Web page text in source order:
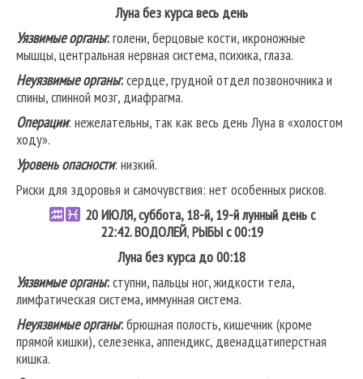
Луна без курса весь день
Уязвимые органы:голени, берцовые кости, икроножные
мышцы, центральная нервная система, психика, глаза.
Неуязвимые органы:сердце, грудной отдел позвоночника и
спины, спинной мозг, диафрагма.
Операции: нежелательны, так как весь день Луна в «холостом
ходу».
Уровень опасности: низкий.
Риски для здоровья и самочувствия: нет особенных рисков.
20ИЮЛЯ, суббота, 18-й, 19-й лунный день с
22:42.ВОДОЛЕЙ,РЫБЫс 00:19
Луна без курса до 00:18
Уязвимые органы:ступни, пальцы ног, жидкости тела,
лимфатическая система, иммунная система.
Неуязвимые органы:брюшная полость, кишечник (кроме
прямой кишки), селезенка, аппендикс, двенадцатиперстная
кишка.